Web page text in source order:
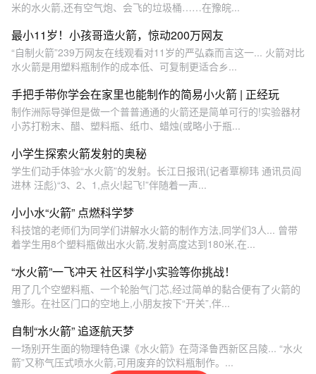
米的水火箭,还有空气炮、会飞的垃圾桶……在豫皖...
最小11岁！小孩哥造火箭，惊动200万网友
“自制火箭”239万网友在线观看对11岁的严弘森而言这一... 火箭对比
水火箭是用塑料瓶制作的成本低、可复制更适合乡...
手把手带你学会在家里也能制作的简易小火箭 | 正经玩
制作洲际导弹但是做一个普普通通的火箭还是简单可行的!实验器材
小苏打粉末、醋、塑料瓶、纸巾、蜡烛(或略小于瓶...
小学生探索火箭发射的奥秘
学生们动手体验“水火箭”的发射。长江日报讯(记者覃柳玮 通讯员阎
进林 汪彪)“3、2、1,点火!起飞!”伴随着一声...
小小水“火箭” 点燃科学梦
科技馆的老师们为同学们讲解水火箭的制作方法,同学们3人... 曾带
着学生用8个塑料瓶做出水火箭,发射高度达到180米,在...
“水火箭”一飞冲天 社区科学小实验等你挑战！
用了几个空塑料瓶、一个轮胎气门芯,经过简单的黏合便有了火箭的
雏形。在社区门口的空地上,小朋友按下“开关”,伴...
自制“水火箭” 追逐航天梦
一场别开生面的物理特色课《水火箭》在菏泽鲁西新区吕陵... “水火
箭”又称气压式喷水火箭,可用废弃的饮料瓶制作。...